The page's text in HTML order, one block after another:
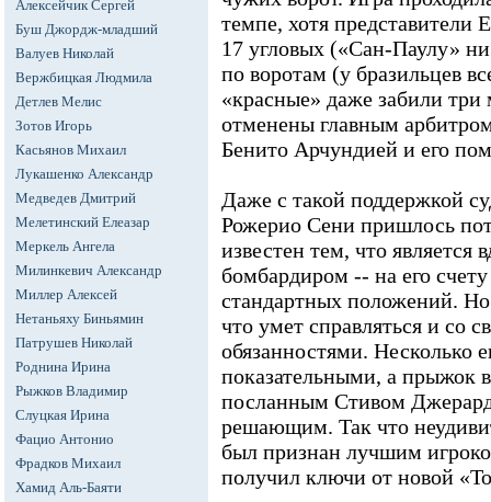
Алексейчик Сергей
Буш Джордж-младший
Валуев Николай
Вержбицкая Людмила
Детлев Мелис
Зотов Игорь
Касьянов Михаил
Лукашенко Александр
Медведев Дмитрий
Мелетинский Елеазар
Меркель Ангела
Милинкевич Александр
Миллер Алексей
Нетаньяху Биньямин
Патрушев Николай
Роднина Ирина
Рыжков Владимир
Слуцкая Ирина
Фацио Антонио
Фрадков Михаил
Хамид Аль-Баяти
темпе, хотя представители
17 угловых («Сан-Паулу»
по воротам (у бразильцев
«красные» даже забили
отменены главным
Бенито Арчундией и его
Даже с такой поддержкой
Рожерио Сени пришлось
известен тем, что является
бомбардиром -- на его
стандартных положений.
что умет справляться и со
обязанностями. Несколько
показательными, а прыжок
посланным Стивом
решающим. Так что
был признан лучшим
получил ключи от новой